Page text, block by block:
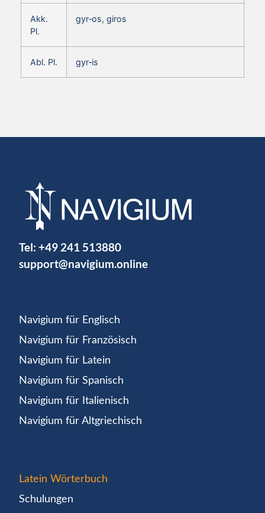
Akk.
Pl.
gyr‑os, giros
Abl. Pl. gyr‑is
Tel: +49 241 513880
support@navigium.online
Navigium für Englisch
Navigium für Französisch
Navigium für Latein
Navigium für Spanisch
Navigium für Italienisch
Navigium für Altgriechisch
Latein Wörterbuch
Schulungen